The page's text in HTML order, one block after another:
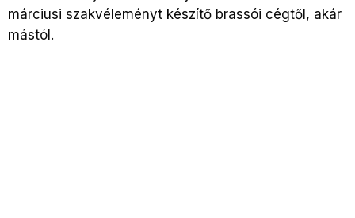
márciusi szakvéleményt készítő brassói cégtől, akár
mástól.